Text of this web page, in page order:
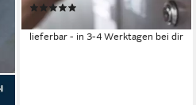
18,25 €
lieferbar - in 3-4 Werktagen bei dir